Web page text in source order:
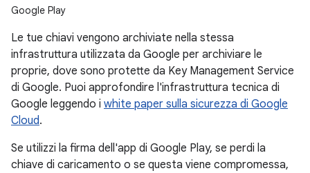
Google Play
Le tue chiavi vengono archiviate nella stessa
infrastruttura utilizzata da Google per archiviare le
proprie, dove sono protette da Key Management Service
di Google. Puoi approfondire l'infrastruttura tecnica di
Google leggendo i white paper sulla sicurezza di Google
Cloud.
Se utilizzi la firma dell'app di Google Play, se perdi la
chiave di caricamento o se questa viene compromessa,